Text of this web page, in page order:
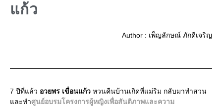
แก้ว
Author : เพ็ญลักษณ์ ภักดีเจริญ
7 ปีที่แล้ว อวยพร เขื่อนแก้ว หวนคืนบ้านเกิดที่แม่ริม กลับมาทำสวน
และทำศูนย์อบรมโครงการผู้หญิงเพื่อสันติภาพและความ